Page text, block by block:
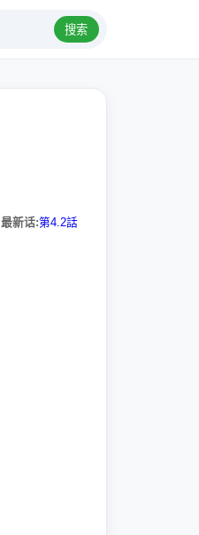
搜索
最新话:第4.2話